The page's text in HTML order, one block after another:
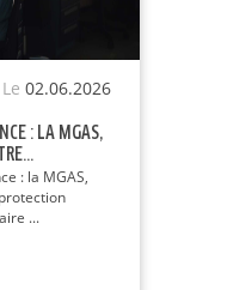
Le 02.06.2026
: LA MGAS,
: la MGAS,
...